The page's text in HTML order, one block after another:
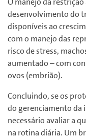
desenvolvimento do
disponíveis ao
com o manejo das
risco de stress,
aumentado – com
ovos (embrião).
Concluindo, se os
do gerenciamento da
necessário avaliar a
na rotina diária. Um